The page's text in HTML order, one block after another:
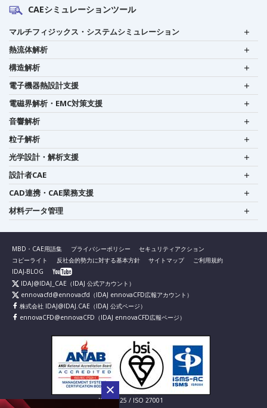
CAEシミュレーションツール
マルチフィジックス・システムシミュレーション
熱流体解析
構造解析
電子機器熱設計支援
電磁界解析・EMC対策支援
音響解析
粒子解析
光学設計・解析支援
設計者CAE
CAD連携・CAE業務支援
材料データ管理
MBD・CAE用語集 プライバシーポリシー
セキュリティアクション
コピーライト
反社会的勢力に対する基本方針 サイトマップ
ご利用規約
IDAJ-BLOG
IDAJ@IDAJ_CAE （IDAJ 公式アカウント）
ennovacfd@ennovacfd （IDAJ ennovaCFD広報アカウント）
株式会社 IDAJ@IDAJ.CAE （IDAJ 公式ページ）
ennovaCFD@ennovaCFD （IDAJ ennovaCFD広報ページ）
IS 826725 / ISO 27001